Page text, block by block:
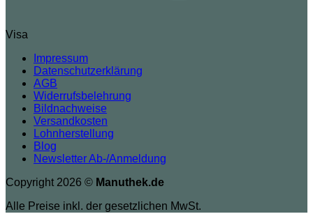
Visa
Impressum
Datenschutzerklärung
AGB
Widerrufsbelehrung
Bildnachweise
Versandkosten
Lohnherstellung
Blog
Newsletter Ab-/Anmeldung
Copyright 2026 © Manuthek.de
Alle Preise inkl. der gesetzlichen MwSt.